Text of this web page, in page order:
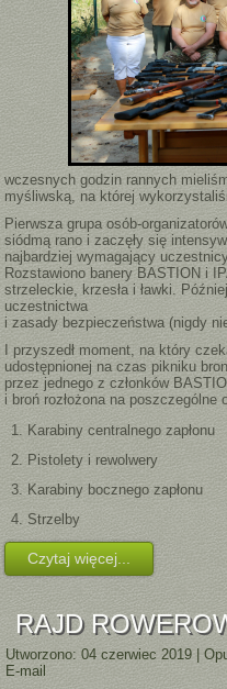
wczesnych godzin rannych
myśliwską, na której
Pierwsza grupa osób-
siódmą rano i zaczęły się
najbardziej wymagający
Rozstawiono banery BASTION i
strzeleckie, krzesła i ławki.
uczestnictwa
i zasady bezpieczeństwa (nigdy
I przyszedł moment, na który
udostępnionej na czas pikniku
przez jednego z członków
i broń rozłożona na poszczególne
Karabiny centralnego zapłonu
Pistolety i rewolwery
Karabiny bocznego zapłonu
Strzelby
Czytaj więcej...
RAJD
Utworzono: 04 czerwiec 2019 |
E-mail